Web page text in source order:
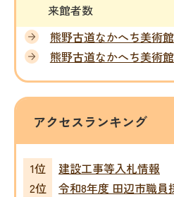
来館者数
熊野古道なかへち美術
熊野古道な­かへち美術­
アクセスランキング
建設工事等入札情報
令和8年度 田辺市職員